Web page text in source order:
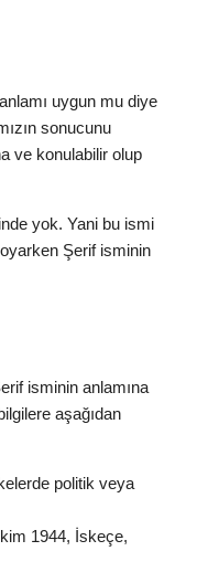
uygun mu diye
sonucunu
ve konulabilir olup
yok. Yani bu ismi
Şerif isminin
isminin anlamına
aşağıdan
politik veya
1944, İskeçe,